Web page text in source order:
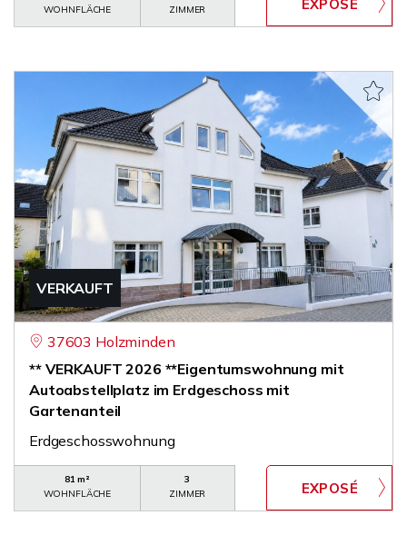
WOHNFLÄCHE
ZIMMER
VERKAUFT
37603 Holzminden
** VERKAUFT 2026 **Eigentumswohnung mit
Autoabstellplatz im Erdgeschoss mit
Gartenanteil
Erdgeschosswohnung
81 m²
WOHNFLÄCHE
3
ZIMMER